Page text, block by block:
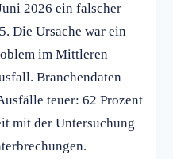
2026 ein falscher
Die Ursache war ein
im Mittleren
Branchendaten
teuer: 62 Prozent
mit der Untersuchung